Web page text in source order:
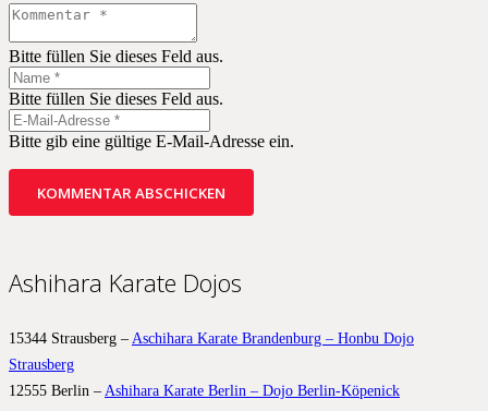
Bitte füllen Sie dieses Feld aus.
Bitte füllen Sie dieses Feld aus.
Bitte gib eine gültige E-Mail-Adresse ein.
KOMMENTAR ABSCHICKEN
Ashihara Karate Dojos
15344 Strausberg – Aschihara Karate Brandenburg – Honbu Dojo
Strausberg
12555 Berlin – Ashihara Karate Berlin – Dojo Berlin-Köpenick